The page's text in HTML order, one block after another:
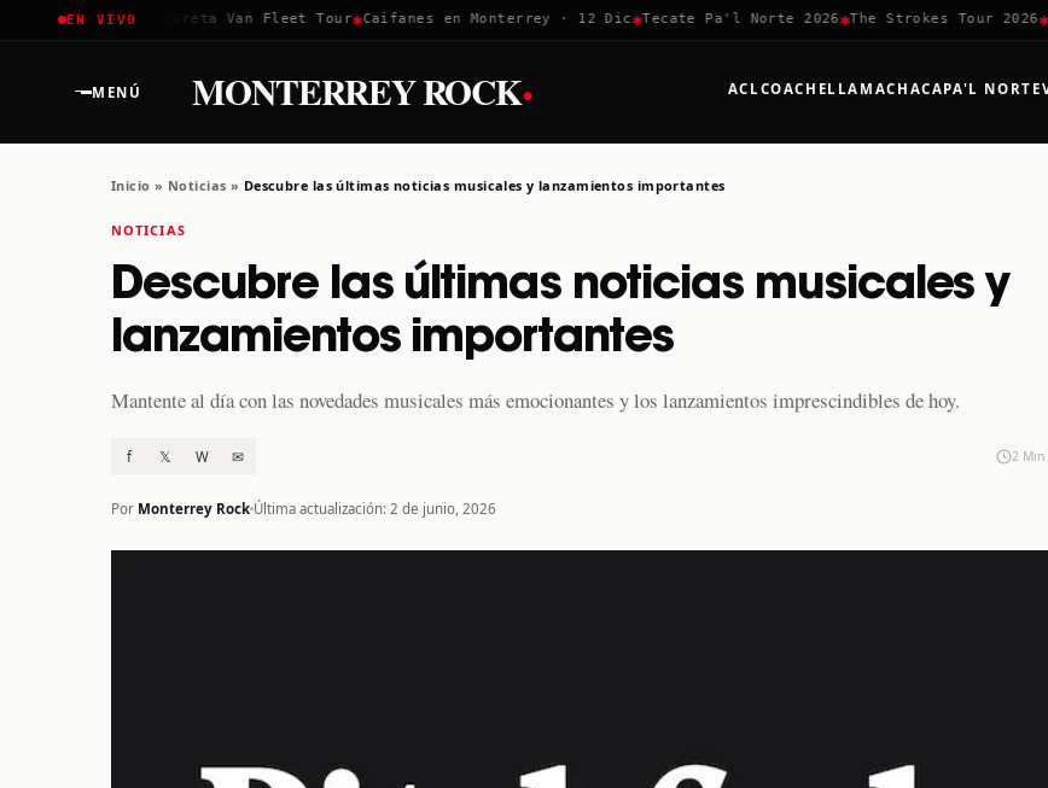
EN VIVO
Coachella 2026 Greta Van Fleet Tour✱Caifanes en Monterrey · 12 Dic✱Tecate Pa'l Norte 2026✱The Strokes Tour 2026✱
MENÚ MONTERREY ROCK· ACLCOACHELLA MACHACAPA'L NORTE
Inicio » Noticias » Descubre las últimas noticias musicales y lanzamientos importantes
NOTICIAS
Descubre las últimas noticias musicales y
lanzamientos importantes
Mantente al día con las novedades musicales más emocionantes y los lanzamientos imprescindibles de hoy.
f 𝕏 W ✉ 2 Min
Por Monterrey Rock Última actualización: 2 de junio, 2026